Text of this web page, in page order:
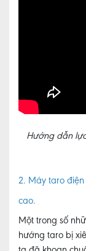
Hướng dẫn
2. Máy taro
cao.
Một trong số
hướng taro bị